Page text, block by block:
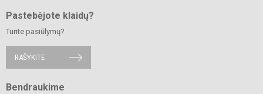
Pastebėjote klaidų?
Turite pasiūlymų?
RAŠYKITE
Bendraukime